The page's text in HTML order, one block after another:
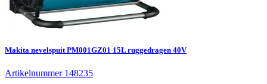
Makita nevelspuit PM001GZ01 15L ruggedragen 40V
Artikelnummer 148235